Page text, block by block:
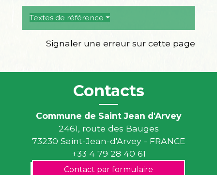
Textes de référence
Signaler une erreur sur cette page
Contacts
Commune de Saint Jean d'Arvey
2461, route des Bauges
73230 Saint-Jean-d'Arvey - FRANCE
+33 4 79 28 40 61
Contact par formulaire